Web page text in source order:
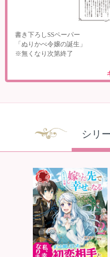
書き下ろしSSペーパー
「ぬりかべ令嬢の誕生」
※無くなり次第終了
シリ